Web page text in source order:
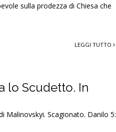
sulla prodezza di Chiesa che
LEGGI TUTTO
lo Scudetto. In
Malinovskyi. Scagionato. Danilo 5: